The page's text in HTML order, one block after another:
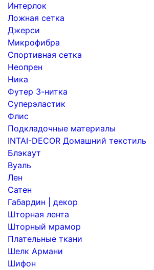
Интерлок
Ложная сетка
Джерси
Микрофибра
Спортивная сетка
Неопрен
Ника
Футер 3-нитка
Суперэластик
Флис
Подкладочные материалы
INTAI-DECOR Домашний текстиль
Блэкаут
Вуаль
Лен
Сатен
Габардин | декор
Шторная лента
Шторный мрамор
Плательные ткани
Шелк Армани
Шифон